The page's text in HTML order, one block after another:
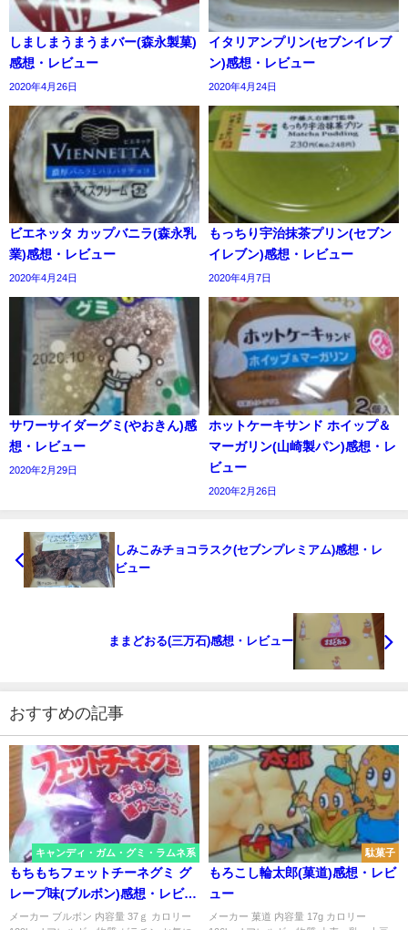
しましまうまうまバー(森永製菓)
感想・レビュー
2020年4月26日
イタリアンプリン(セブンイレブ
ン)感想・レビュー
2020年4月24日
ビエネッタ カップバニラ(森永乳
業)感想・レビュー
2020年4月24日
もっちり宇治抹茶プリン(セブン
イレブン)感想・レビュー
2020年4月7日
サワーサイダーグミ(やおきん)感
想・レビュー
2020年2月29日
ホットケーキサンド ホイップ＆
マーガリン(山崎製パン)感想・レ
ビュー
2020年2月26日
しみこみチョコラスク(セブンプレミアム)感想・レ
ビュー
ままどおる(三万石)感想・レビュー
おすすめの記事
キャンディ・ガム・グミ・ラムネ系
もちもちフェットチーネグミ グ
レープ味(ブルボン)感想・レビュ
ー
メーカー ブルボン 内容量 37ｇ カロリー
駄菓子
もろこし輪太郎(菓道)感想・レビ
ュー
メーカー 菓道 内容量 17g カロリー